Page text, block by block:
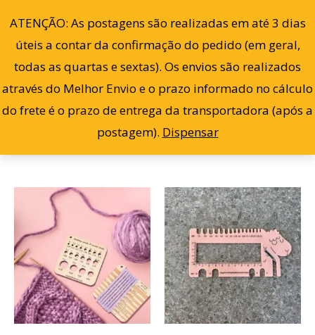
ATENÇÃO: As postagens são realizadas em até 3 dias
úteis a contar da confirmação do pedido (em geral,
todas as quartas e sextas). Os envios são realizados
através do Melhor Envio e o prazo informado no cálculo
do frete é o prazo de entrega da transportadora (após a
postagem). Dispensar
para
conteúdo
0
Filter Mostrando todos os 2 resultados